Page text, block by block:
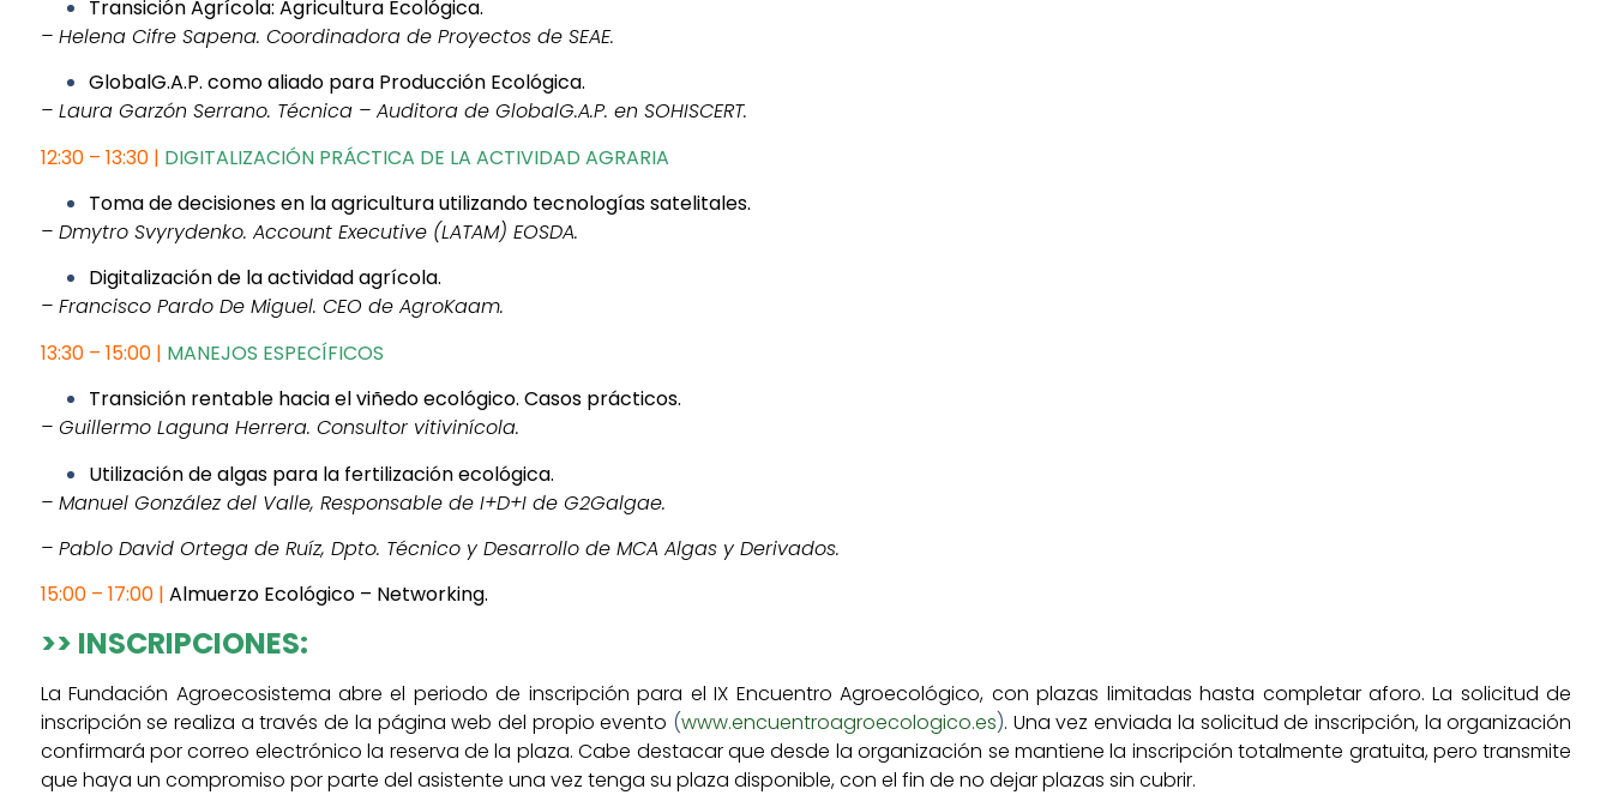
Transición Agrícola: Agricultura Ecológica.
– Helena Cifre Sapena. Coordinadora de Proyectos de SEAE.
GlobalG.A.P. como aliado para Producción Ecológica.
– Laura Garzón Serrano. Técnica – Auditora de GlobalG.A.P. en SOHISCERT.
12:30 – 13:30 | DIGITALIZACIÓN PRÁCTICA DE LA ACTIVIDAD AGRARIA
Toma de decisiones en la agricultura utilizando tecnologías satelitales.
– Dmytro Svyrydenko. Account Executive (LATAM) EOSDA.
Digitalización de la actividad agrícola.
– Francisco Pardo De Miguel. CEO de AgroKaam.
13:30 – 15:00 | MANEJOS ESPECÍFICOS
Transición rentable hacia el viñedo ecológico. Casos prácticos.
– Guillermo Laguna Herrera. Consultor vitivinícola.
Utilización de algas para la fertilización ecológica.
– Manuel González del Valle, Responsable de I+D+I de G2Galgae.
– Pablo David Ortega de Ruíz, Dpto. Técnico y Desarrollo de MCA Algas y Derivados.
15:00 – 17:00 | Almuerzo Ecológico – Networking.
>> INSCRIPCIONES:
La Fundación Agroecosistema abre el periodo de inscripción para elIX Encuentro Agroecológico, con plazas limitadas hasta completar aforo. La solicitud de
inscripción se realiza a través de la página web del propio evento (www.encuentroagroecologico.es). Una vez enviada la solicitud de inscripción, la organización
confirmará por correo electrónico la reserva de la plaza. Cabe destacar que desde la organización se mantiene la inscripción totalmente gratuita, pero transmite
que haya un compromiso por parte del asistente una vez tenga su plaza disponible, con el fin de no dejar plazas sin cubrir.